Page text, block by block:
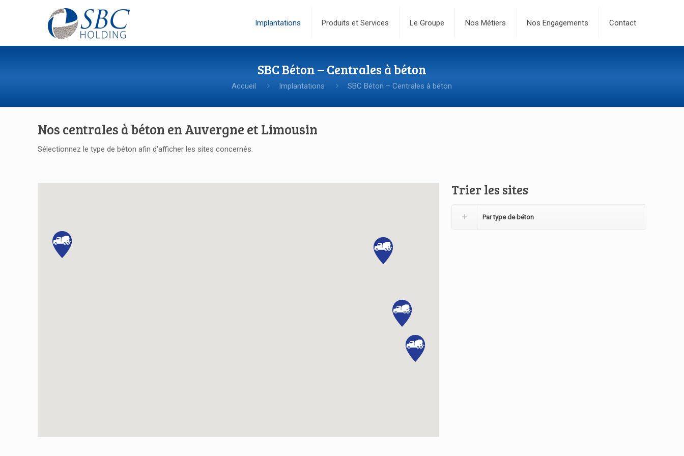
Implantations Produits et Services Le Groupe Nos Métiers Nos Engagements Contact
SBC Béton – Centrales à béton
Accueil Implantations SBC Béton – Centrales à béton
Nos centrales à béton en Auvergne et Limousin
Sélectionnez le type de béton afin d'afficher les sites concernés.
Trier les sites
Par type de béton